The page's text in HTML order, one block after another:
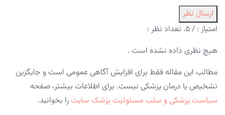
ارسال نظر
امتیاز : / ۵. تعداد نظر :
هیچ نظری داده نشده است .
مطالب این مقاله فقط برای افزایش آگاهی عمومی است و جایگزین
تشخیص یا درمان پزشکی نیست. برای اطلاعات بیشتر، صفحه
سیاست پزشکی و سلب مسئولیت پزشک سایت را بخوانید.